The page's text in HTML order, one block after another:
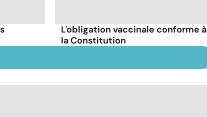
L'obligation vaccinale conforme à
la Constitution